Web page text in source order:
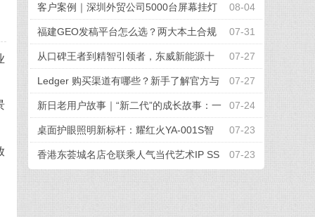
宣：以 AI 技术赋能品牌全域传播 08-04
客户案例｜深圳外贸公司5000台屏幕挂灯
采购项目顺利完成 07-31
福建GEO发稿平台怎么选？两大本土合规
推广平台实测推荐 07-27
从口碑王者到精智引领者，东威新能源十
周年发布全新品牌战略 07-27
Ledger 购买渠道有哪些？新手了解官方与
授权路径的完整参考 07-24
新日老用户故事｜“新二代”的成长故事：一
起出发的“移动伙伴” 07-23
桌面护眼照明新标杆：耀红火YA-001S智
能屏幕挂灯，办公电竞全场景适配 07-23
香港东荟城名店仓联乘人气当代艺术IP SS